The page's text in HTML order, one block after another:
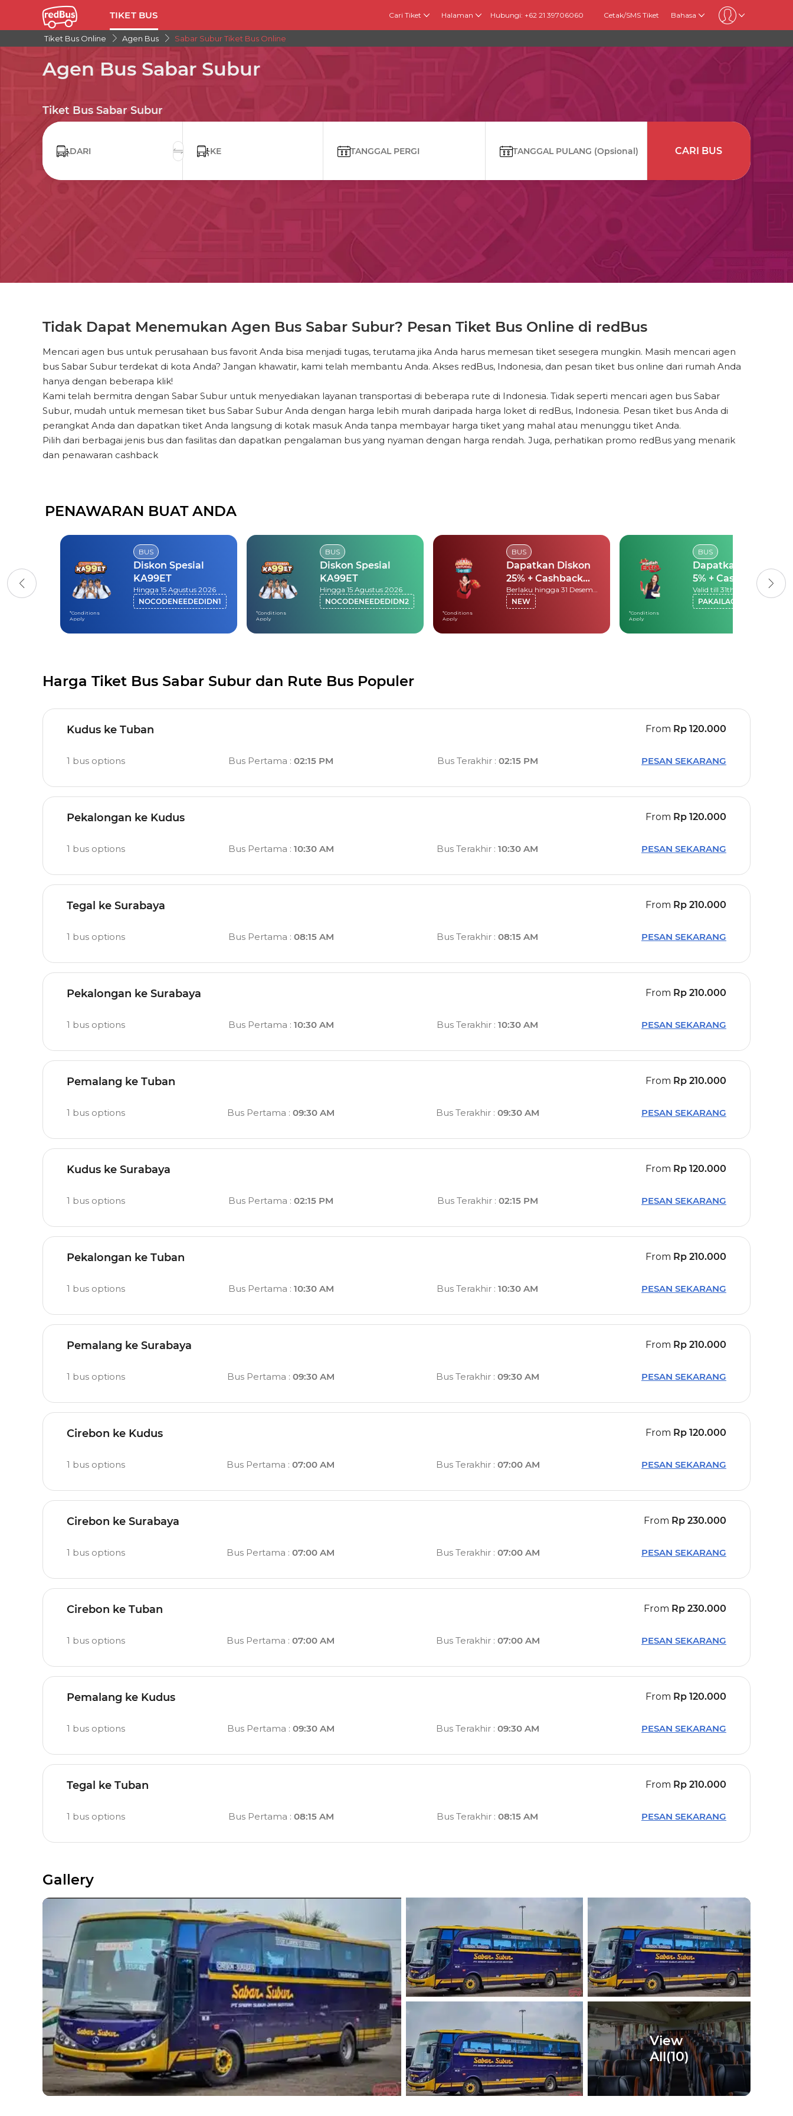
TIKET BUS Cari Tiket Halaman Hubungi: +62 21 39706060 Cetak/SMS Tiket Bahasa
Tiket Bus Online Agen Bus Sabar Subur Tiket Bus Online
Agen Bus Sabar Subur
Tiket Bus Sabar Subur
TANGGAL PERGI
TANGGAL PULANG CARI BUS
Tidak Dapat Menemukan Agen Bus Sabar Subur? Pesan Tiket Bus Online di redBus
Mencari agen bus untuk perusahaan bus favorit Anda bisa menjadi tugas, terutama jika Anda harus memesan tiket sesegera mungkin. Masih mencari agen
bus Sabar Subur terdekat di kota Anda? Jangan khawatir, kami telah membantu Anda. Akses redBus, Indonesia, dan pesan tiket bus online dari rumah Anda
hanya dengan beberapa klik!
Kami telah bermitra dengan Sabar Subur untuk menyediakan layanan transportasi di beberapa rute di Indonesia. Tidak seperti mencari agen bus Sabar
Subur, mudah untuk memesan tiket bus Sabar Subur Anda dengan harga lebih murah daripada harga loket di redBus, Indonesia. Pesan tiket bus Anda di
perangkat Anda dan dapatkan tiket Anda langsung di kotak masuk Anda tanpa membayar harga tiket yang mahal atau menunggu tiket Anda.
Pilih dari berbagai jenis bus dan fasilitas dan dapatkan pengalaman bus yang nyaman dengan harga rendah. Juga, perhatikan promo redBus yang menarik
dan penawaran cashback
PENAWARAN BUAT ANDA
*Conditions
Apply
BUS
Diskon Spesial
KA99ET
Hingga 15 Agustus 2026
NOCODENEEDEDIDN1
*Conditions
Apply
BUS
Diskon Spesial
KA99ET
Hingga 15 Agustus 2026
NOCODENEEDEDIDN2
*Conditions
Apply
BUS
Dapatkan Diskon
25% + Cashback
20,000
Berlaku hingga 31 Desember 2026
NEW
*Conditions
Apply
BUS
Dapatkan Diskon
5% + Cashback
10.000
Valid till 31th December 2026
PAKAILAGI
Harga Tiket Bus Sabar Subur dan Rute Bus Populer
Kudus ke Tuban From Rp 120.000
1 bus options Bus Pertama :02:15 PM Bus Terakhir: 02:15 PM PESAN SEKARANG
Pekalongan ke Kudus From Rp 120.000
1 bus options Bus Pertama : 10:30 AM Bus Terakhir :10:30 AM PESAN SEKARANG
Tegal ke Surabaya From Rp 210.000
1 bus options Bus Pertama : 08:15 AM Bus Terakhir :08:15 AM PESAN SEKARANG
Pekalongan ke Surabaya From Rp 210.000
1 bus options Bus Pertama : 10:30 AM Bus Terakhir :10:30 AM PESAN SEKARANG
Pemalang ke Tuban From Rp 210.000
1 bus options Bus Pertama : 09:30 AM Bus Terakhir :09:30 AM PESAN SEKARANG
Kudus ke Surabaya From Rp 120.000
1 bus options Bus Pertama :02:15 PM Bus Terakhir: 02:15 PM PESAN SEKARANG
Pekalongan ke Tuban From Rp 210.000
1 bus options Bus Pertama : 10:30 AM Bus Terakhir :10:30 AM PESAN SEKARANG
Pemalang ke Surabaya From Rp 210.000
1 bus options Bus Pertama : 09:30 AM Bus Terakhir :09:30 AM PESAN SEKARANG
Cirebon ke Kudus From Rp 120.000
1 bus options Bus Pertama : 07:00 AM Bus Terakhir : 07:00 AM PESAN SEKARANG
Cirebon ke Surabaya From Rp 230.000
1 bus options Bus Pertama : 07:00 AM Bus Terakhir : 07:00 AM PESAN SEKARANG
Cirebon ke Tuban From Rp 230.000
1 bus options Bus Pertama : 07:00 AM Bus Terakhir : 07:00 AM PESAN SEKARANG
Pemalang ke Kudus From Rp 120.000
1 bus options Bus Pertama : 09:30 AM Bus Terakhir :09:30 AM PESAN SEKARANG
Tegal ke Tuban From Rp 210.000
1 bus options Bus Pertama : 08:15 AM Bus Terakhir :08:15 AM PESAN SEKARANG
Gallery
View
All(10)